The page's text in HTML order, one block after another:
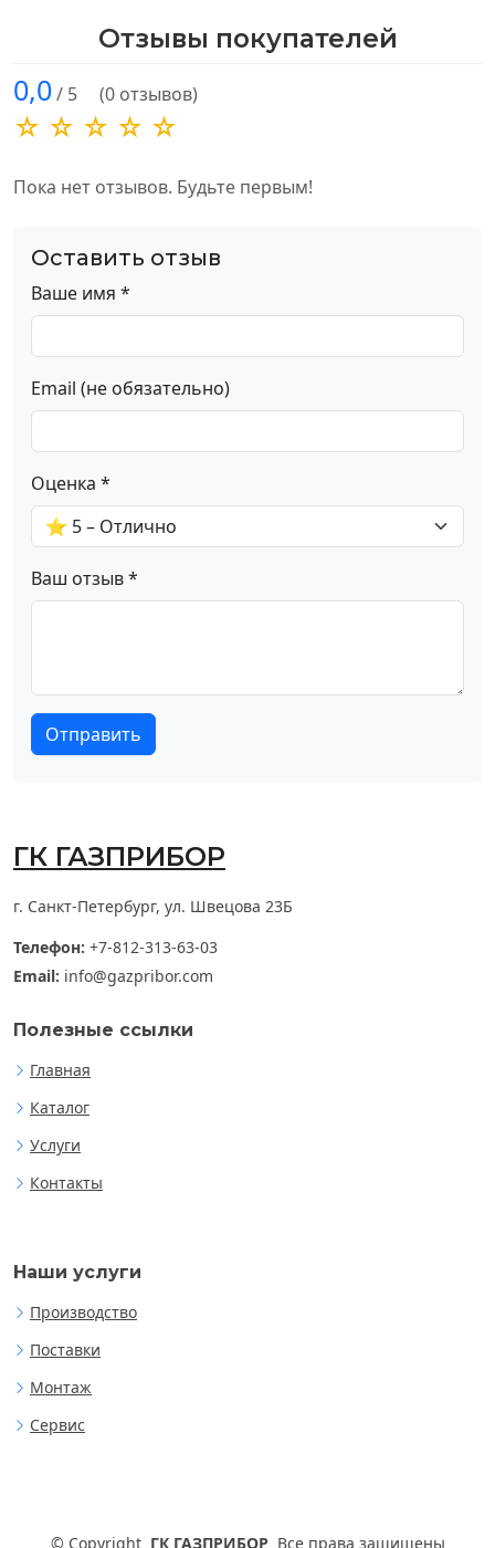
Отзывы покупателей
0,0/ 5 (0 отзывов)
☆ ☆ ☆ ☆ ☆
Пока нет отзывов. Будьте первым!
Оставить отзыв
Ваше имя *
Email (не обязательно)
Оценка *
Ваш отзыв *
Отправить
ГК ГАЗПРИБОР
г. Санкт-Петербург, ул. Швецова 23Б
Телефон: +7-812-313-63-03
Email: info@gazpribor.com
Полезные ссылки
Главная
Каталог
Услуги
Контакты
Наши услуги
Производство
Поставки
Монтаж
Сервис
© Copyright ГК ГАЗПРИБОР Все права защищены